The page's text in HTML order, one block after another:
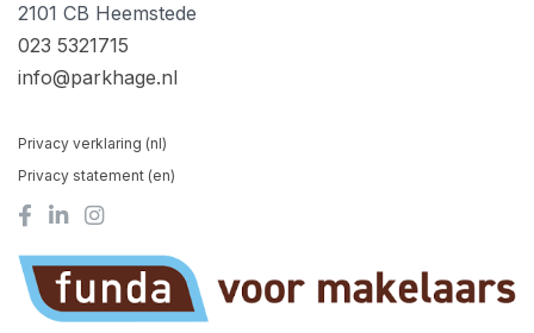
2101 CB Heemstede
023 5321715
info@parkhage.nl
Privacy verklaring (nl)
Privacy statement (en)